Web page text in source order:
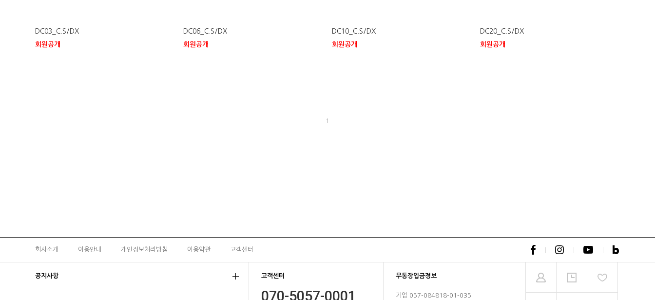
DC03_C.S/DX
회원공개
DC06_C.S/DX
회원공개
DC10_C.S/DX
회원공개
DC20_C.S/DX
회원공개
1
회사소개 이용안내 개인정보처리방침 이용약관 고객센터
공지사항 고객센터
070-5057-0001
무통장입금정보
기업 057-084818-01-035